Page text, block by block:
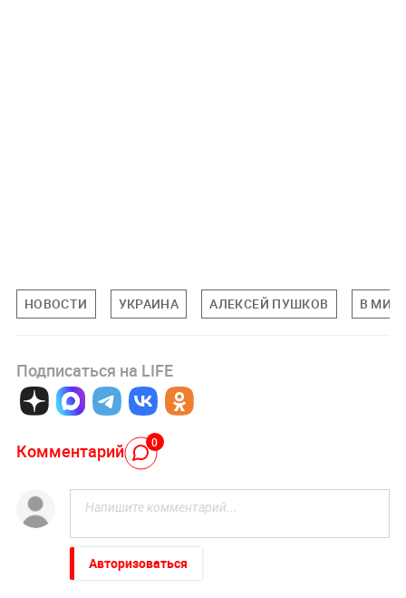
НОВОСТИ УКРАИНА АЛЕКСЕЙ ПУШКОВ В
Подписаться на LIFE
Комментарий 0
Авторизоваться